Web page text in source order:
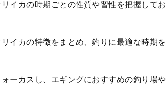
イカの時期ごとの性質や習性を把握してお
イカの特徴をまとめ、釣りに最適な時期を
ーカスし、エギングにおすすめの釣り場や